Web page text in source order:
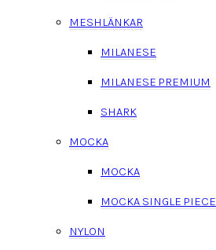
MESHLÄNKAR
MILANESE
MILANESE PREMIUM
SHARK
MOCKA
MOCKA
MOCKA SINGLE PIECE
NYLON